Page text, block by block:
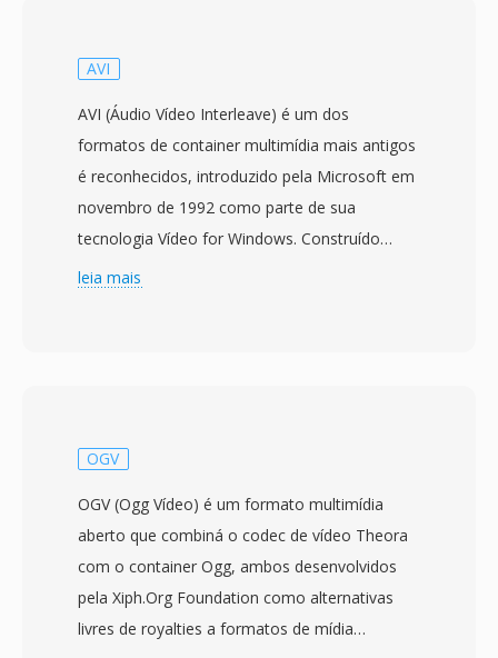
AVI
AVI (Áudio Vídeo Interleave) é um dos
formatos de container multimídia mais antigos
é reconhecidos, introduzido pela Microsoft em
novembro de 1992 como parte de sua
tecnologia Vídeo for Windows. Construído
sobre a estrutura Resource Interchange File
que significa que pode conter vídeo
desde os antigos Cinepak é Indeo até os
modernos DivX, Xvid é fluxos H.264. Essa
flexibilidade contribuiu para a adoção
generalizada em computadores pessoais ao
longo dos anos 1990 é 2000. Uma
leia mais
OGV
OGV (Ogg Vídeo) é um formato multimídia
aberto que combiná o codec de vídeo Theora
com o container Ogg, ambos desenvolvidos
pela Xiph.Org Foundation como alternativas
livres de royalties a formatos de mídia